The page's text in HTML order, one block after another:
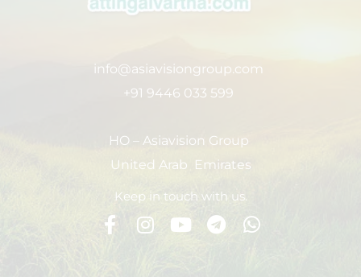
info@asiavisiongroup.com
+91 9446 033 599
HO – Asiavision Group
United Arab Emirates
Keep in touch with us.